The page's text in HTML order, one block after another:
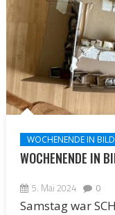
WOCHENENDE IN
WOCHENENDE IN
5. Mai 2024 0
Samstag war